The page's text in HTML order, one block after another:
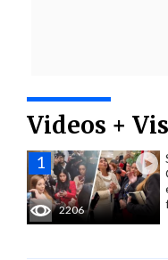
Videos +
2206